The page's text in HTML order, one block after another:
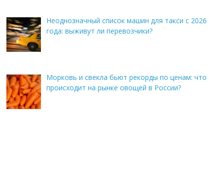
Неоднозначный список машин для такси с 2026
года: выживут ли перевозчики?
Морковь и свекла бьют рекорды по ценам: что
происходит на рынке овощей в России?